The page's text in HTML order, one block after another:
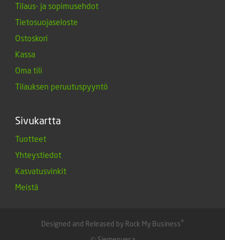
Tilaus- ja sopimusehdot
Tietosuojaseloste
Ostoskori
Kassa
Oma tili
Tilauksen peruutuspyyntö
Sivukartta
Tuotteet
Yhteystiedot
Kasvatusvinkit
Meistä
Designed and Released by Rock My Business®